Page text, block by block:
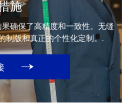
施
确保了高精度和一致性。无缝
制版和真正的个性化定制。.